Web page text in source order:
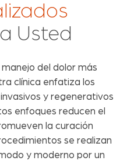
Usted
del dolor más
clínica enfatiza los
y regenerativos
enfoques reducen el
la curación
se realizan
y moderno por un